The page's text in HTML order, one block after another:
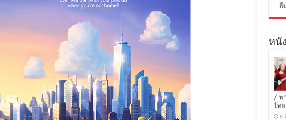
ลื
หนั
/ พ
ไท
6